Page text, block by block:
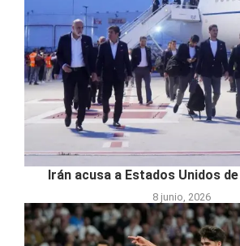
Irán acusa a Estados Unidos
8 junio, 2026